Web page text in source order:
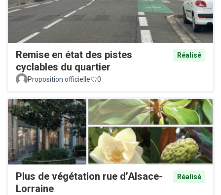
Remise en état des pistes
cyclables du quartier
Réalisé
Proposition officielle 0
Plus de végétation rue d’Alsace-
Lorraine
Réalisé